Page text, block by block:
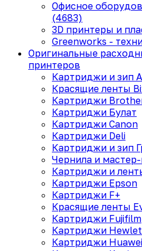
Офисное
(4683)
3D принтеры и
Greenworks -
Оригинальные
принтеров
Картриджи и зип
Красящие ленты
Картриджи
Картриджи Булат
Картриджи Canon
Картриджи Deli
Картриджи и зип
Чернила и
Картриджи и
Картриджи Epson
Картриджи F+
Красящие ленты
Картриджи Fujifilm
Картриджи
Картриджи Huawei